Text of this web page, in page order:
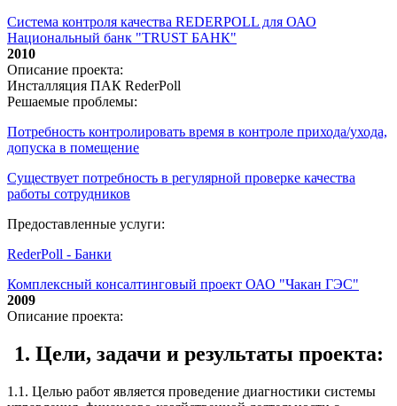
Система контроля качества REDERPOLL для ОАО
Национальный банк "TRUST БАНК"
2010
Описание проекта:
Инсталляция ПАК RederPoll
Решаемые проблемы:
Потребность контролировать время в контроле прихода/ухода,
допуска в помещение
Существует потребность в регулярной проверке качества
работы сотрудников
Предоставленные услуги:
RederPoll - Банки
Комплексный консалтинговый проект ОАО "Чакан ГЭС"
2009
Описание проекта:
1. Цели, задачи и результаты проекта:
1.1. Целью работ является проведение диагностики системы